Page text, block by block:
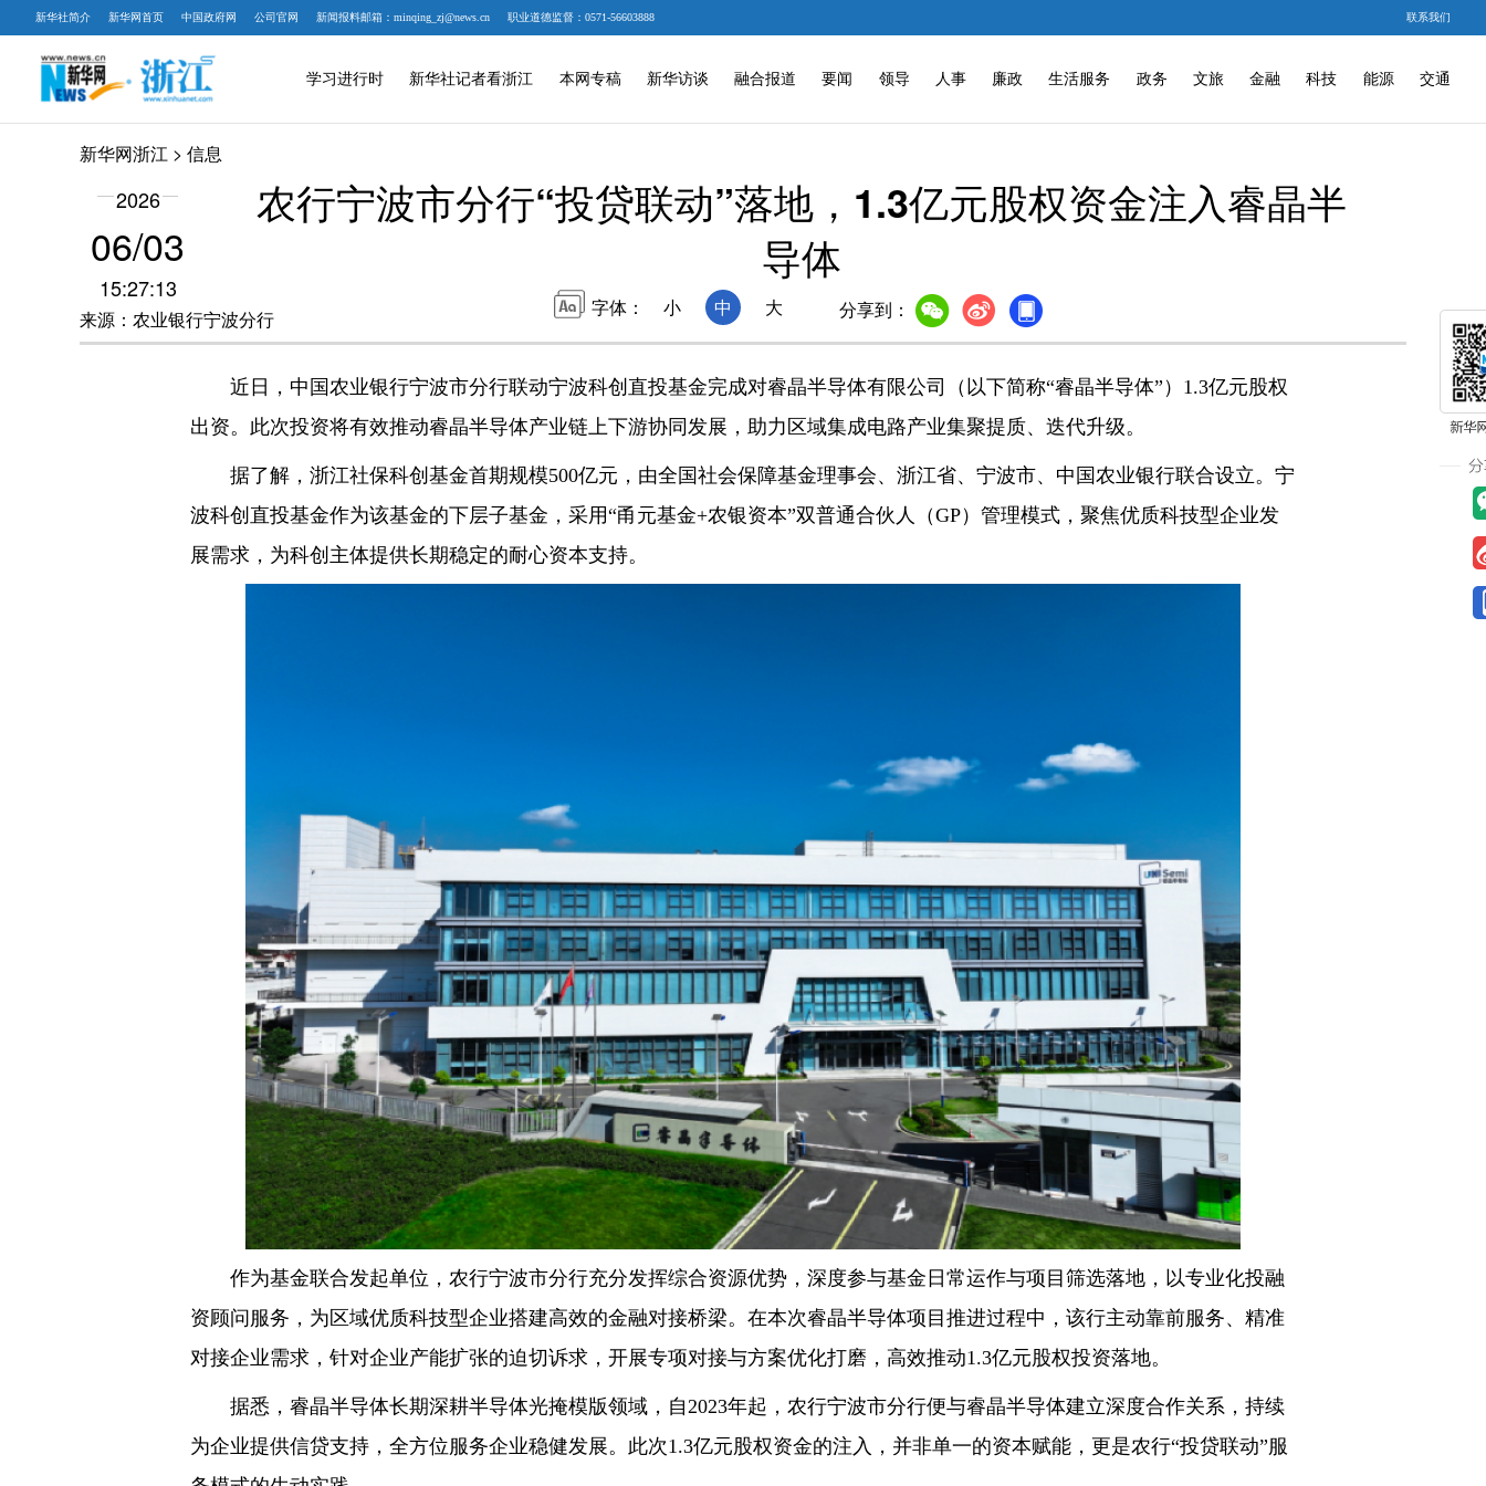
新华社简介 新华网首页 中国政府网 公司官网 新闻报料邮箱：minqing_zj@news.cn 职业道德监督：0571-56603888 联系我们
学习进行时 新华社记者看浙江 本网专稿 新华访谈 融合报道 要闻 领导 人事 廉政 生活服务 政务 文旅 金融 科技 能源 交通
新华网浙江 > 信息
2026
06/03
15:27:13
来源：农业银行宁波分行
农行宁波市分行“投贷联动”落地，1.3亿元股权资金注入睿晶半
导体
字体： 小 中 大 分享到：
近日，中国农业银行宁波市分行联动宁波科创直投基金完成对睿晶半导体有限公司（以下简称“睿晶半导体”）1.3亿元股权
出资。此次投资将有效推动睿晶半导体产业链上下游协同发展，助力区域集成电路产业集聚提质、迭代升级。
据了解，浙江社保科创基金首期规模500亿元，由全国社会保障基金理事会、浙江省、宁波市、中国农业银行联合设立。宁
波科创直投基金作为该基金的下层子基金，采用“甬元基金+农银资本”双普通合伙人（GP）管理模式，聚焦优质科技型企业发
展需求，为科创主体提供长期稳定的耐心资本支持。
作为基金联合发起单位，农行宁波市分行充分发挥综合资源优势，深度参与基金日常运作与项目筛选落地，以专业化投融
资顾问服务，为区域优质科技型企业搭建高效的金融对接桥梁。在本次睿晶半导体项目推进过程中，该行主动靠前服务、精准
对接企业需求，针对企业产能扩张的迫切诉求，开展专项对接与方案优化打磨，高效推动1.3亿元股权投资落地。
据悉，睿晶半导体长期深耕半导体光掩模版领域，自2023年起，农行宁波市分行便与睿晶半导体建立深度合作关系，持续
为企业提供信贷支持，全方位服务企业稳健发展。此次1.3亿元股权资金的注入，并非单一的资本赋能，更是农行“投贷联动”服